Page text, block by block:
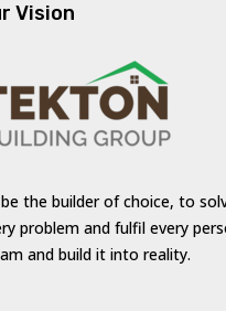
Vision
the builder of choice, to
problem and fulfil every
and build it into reality.